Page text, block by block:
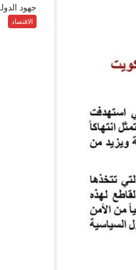
جهود
الاقتصاد